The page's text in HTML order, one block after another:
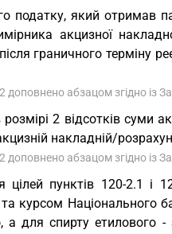
податку, який отримав
акцизної
граничного терміну
доповнено абзацом згідно із
2 відсотків суми
накладній/
доповнено абзацом згідно із
пунктів 120-2.1 і
та курсом
а для спирту етилового